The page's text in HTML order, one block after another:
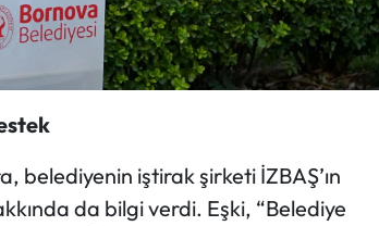
belediyenin iştirak şirketi İZBAŞ’ın
da bilgi verdi. Eşki, “Belediye